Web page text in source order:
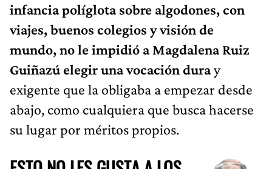
infancia políglota sobre algodones, con
viajes, buenos colegios y visión de
mundo, no le impidió a Magdalena Ruiz
Guiñazú elegir una vocación duray
exigente que la obligaba a empezar desde
abajo, como cualquiera que busca hacerse
su lugar por méritos propios.